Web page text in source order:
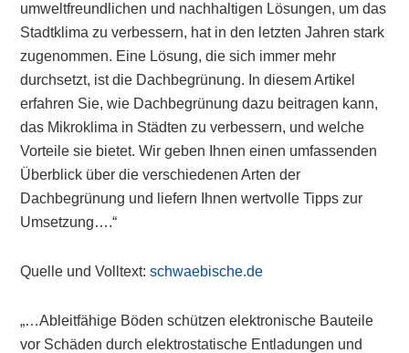
umweltfreundlichen und nachhaltigen Lösungen, um das
Stadtklima zu verbessern, hat in den letzten Jahren stark
zugenommen. Eine Lösung, die sich immer mehr
durchsetzt, ist die Dachbegrünung. In diesem Artikel
erfahren Sie, wie Dachbegrünung dazu beitragen kann,
das Mikroklima in Städten zu verbessern, und welche
Vorteile sie bietet. Wir geben Ihnen einen umfassenden
Überblick über die verschiedenen Arten der
Dachbegrünung und liefern Ihnen wertvolle Tipps zur
Umsetzung….“
Quelle und Volltext:schwaebische.de
„…Ableitfähige Böden schützen elektronische Bauteile
vor Schäden durch elektrostatische Entladungen und